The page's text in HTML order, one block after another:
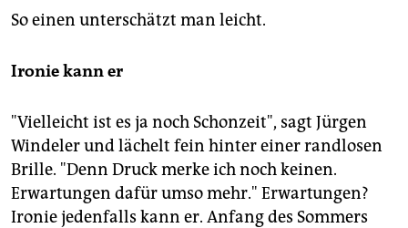
So einen unterschätzt man leicht.
Ironie kann er
"Vielleicht ist es ja noch Schonzeit", sagt Jürgen
Windeler und lächelt fein hinter einer randlosen
Brille. "Denn Druck merke ich noch keinen.
Erwartungen dafür umso mehr." Erwartungen?
Ironie jedenfalls kann er. Anfang des Sommers